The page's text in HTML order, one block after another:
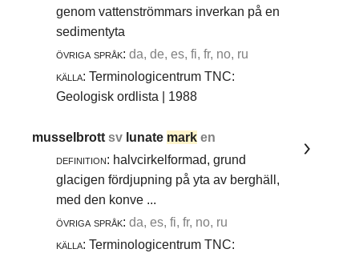
genom vattenströmmars inverkan på en
sedimentyta
övriga språk: da, de, es, fi, fr, no, ru
källa: Terminologicentrum TNC:
Geologisk ordlista | 1988
musselbrottsv lunate mark en
definition: halvcirkelformad, grund
glacigen fördjupning på yta av berghäll,
med den konve ...
övriga språk: da, es, fi, fr, no, ru
källa: Terminologicentrum TNC: